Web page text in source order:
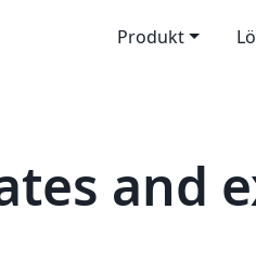
Produkt
and